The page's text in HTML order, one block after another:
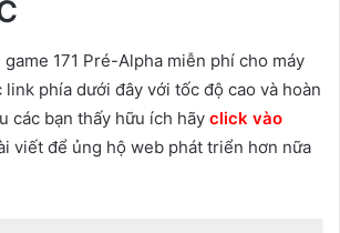
171 Pré-Alpha miễn phí cho máy
link phía dưới đây với tốc độ cao và hoàn
các bạn thấy hữu ích hãy click vào
viết để ủng hộ web phát triển hơn nữa